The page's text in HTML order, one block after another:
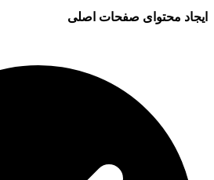
ایجاد محتوای صفحات اصلی